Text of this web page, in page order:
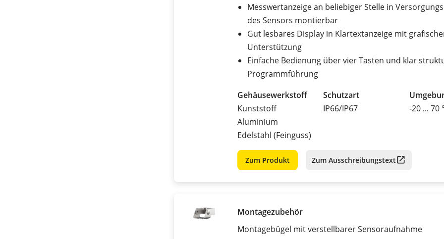
Messwertanzeige an beliebiger Stelle in
des Sensors montierbar
Gut lesbares Display in Klartextanzeige mit
Unterstützung
Einfache Bedienung über vier Tasten und klar
Programmführung
Gehäusewerkstoff
Kunststoff
Aluminium
Edelstahl (Feinguss)
Schutzart
IP66/IP67
-20 ... 70
Zum Produkt Zum Ausschreibungstext
Montagezubehör
Montagebügel mit verstellbarer Sensoraufnahme